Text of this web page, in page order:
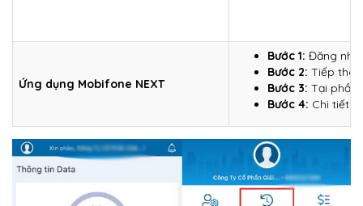
Ứng dụng Mobifone NEXT
Bước 1: Đăng
Bước 2: Tiếp
Bước 3: Tại phần
Bước 4: Chi tiết